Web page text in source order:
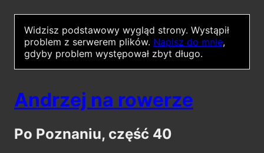
Widzisz podstawowy wygląd strony. Wystąpił
problem z serwerem plików. Napisz do mnie,
gdyby problem występował zbyt długo.
Andrzej na rowerze
Po Poznaniu, część 40